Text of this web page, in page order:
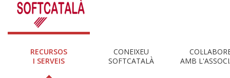
RECURSOS
I SERVEIS
CONEIXEU
SOFTCATALÀ
AMB